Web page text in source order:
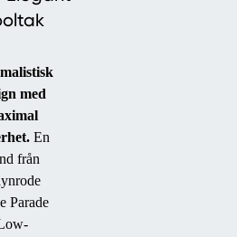
med
En
från
Parade